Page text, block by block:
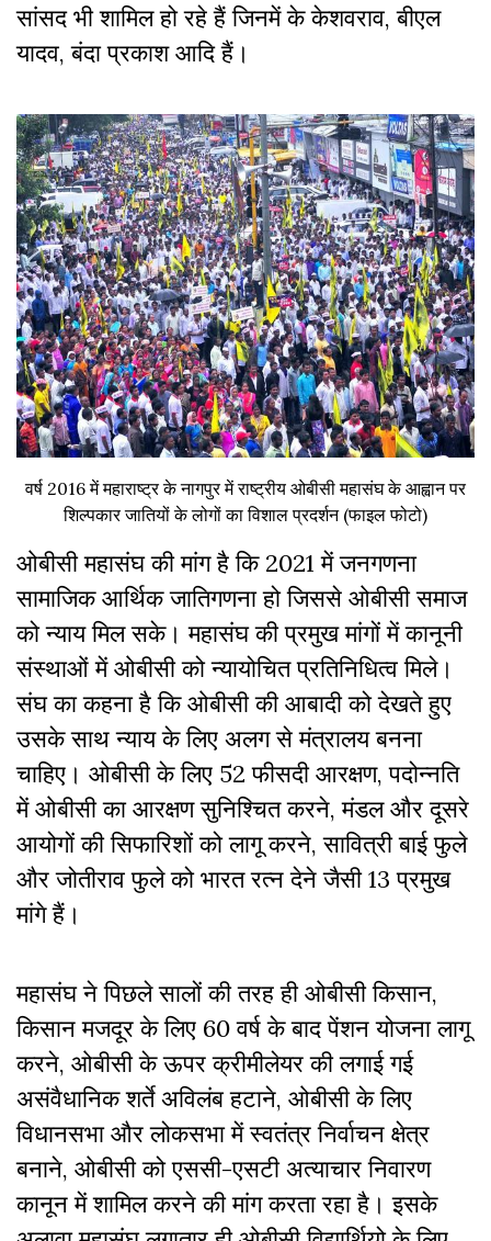
सांसद भी शामिल हो रहे हैं जिनमें के केशवराव, बीएल
यादव, बंदा प्रकाश आदि हैं।
वर्ष 2016 में महाराष्ट्र के नागपुर में राष्ट्रीय ओबीसी महासंघ के आह्वान पर
शिल्पकार जातियों के लोगों का विशाल प्रदर्शन (फाइल फोटो)
ओबीसी महासंघ की मांग है कि 2021 में जनगणना
सामाजिक आर्थिक जातिगणना हो जिससे ओबीसी समाज
को न्याय मिल सके। महासंघ की प्रमुख मांगों में कानूनी
संस्थाओं में ओबीसी को न्यायोचित प्रतिनिधित्व मिले।
संघ का कहना है कि ओबीसी की आबादी को देखते हुए
उसके साथ न्याय के लिए अलग से मंत्रालय बनना
चाहिए। ओबीसी के लिए 52 फीसदी आरक्षण, पदोन्नति
में ओबीसी का आरक्षण सुनिश्चित करने, मंडल और दूसरे
आयोगों की सिफारिशों को लागू करने, सावित्री बाई फुले
और जोतीराव फुले को भारत रत्न देने जैसी 13 प्रमुख
मांगे हैं।
महासंघ ने पिछले सालों की तरह ही ओबीसी किसान,
किसान मजदूर के लिए 60 वर्ष के बाद पेंशन योजना लागू
करने, ओबीसी के ऊपर क्रीमीलेयर की लगाई गई
असंवैधानिक शर्ते अविलंब हटाने, ओबीसी के लिए
विधानसभा और लोकसभा में स्वतंत्र निर्वाचन क्षेत्र
बनाने, ओबीसी को एससी-एसटी अत्याचार निवारण
कानून में शामिल करने की मांग करता रहा है। इसके